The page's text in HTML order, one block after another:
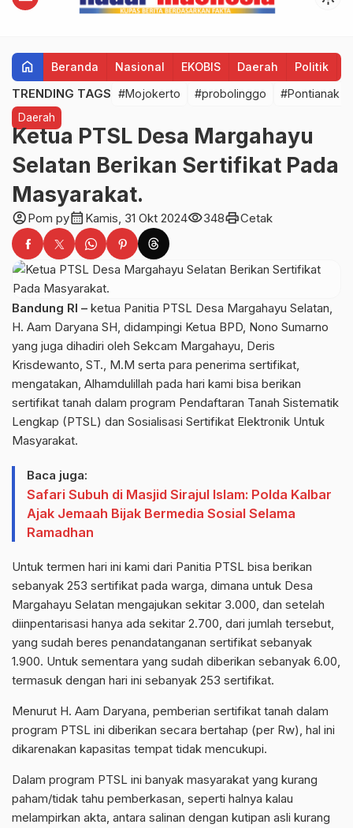
home Beranda Nasional EKOBIS Daerah Politik
TRENDING TAGS #Mojokerto #probolinggo #Pontianak
Daerah
Ketua PTSL Desa Margahayu
Selatan Berikan Sertifikat Pada
Masyarakat.
account_circlePom pycalendar_month Kamis, 31 Okt 2024visibility348printCetak
Bandung RI – ketua Panitia PTSL Desa Margahayu Selatan,
H. Aam Daryana SH, didampingi Ketua BPD, Nono Sumarno
yang juga dihadiri oleh Sekcam Margahayu, Deris
Krisdewanto, ST., M.M serta para penerima sertifikat,
mengatakan, Alhamdulillah pada hari kami bisa berikan
sertifikat tanah dalam program Pendaftaran Tanah Sistematik
Lengkap (PTSL) dan Sosialisasi Sertifikat Elektronik Untuk
Masyarakat.
Baca juga:
Safari Subuh di Masjid Sirajul Islam: Polda Kalbar
Ajak Jemaah Bijak Bermedia Sosial Selama
Ramadhan
Untuk termen hari ini kami dari Panitia PTSL bisa berikan
sebanyak 253 sertifikat pada warga, dimana untuk Desa
Margahayu Selatan mengajukan sekitar 3.000, dan setelah
diinpentarisasi hanya ada sekitar 2.700, dari jumlah tersebut,
yang sudah beres penandatanganan sertifikat sebanyak
1.900. Untuk sementara yang sudah diberikan sebanyak 6.00,
termasuk dengan hari ini sebanyak 253 sertifikat.
Menurut H. Aam Daryana, pemberian sertifikat tanah dalam
program PTSL ini diberikan secara bertahap (per Rw), hal ini
dikarenakan kapasitas tempat tidak mencukupi.
Dalam program PTSL ini banyak masyarakat yang kurang
paham/tidak tahu pemberkasan, seperti halnya kalau
melampirkan akta, antara salinan dengan kutipan asli kurang